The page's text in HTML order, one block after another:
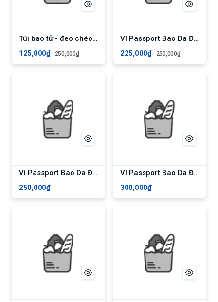
Túi bao tử - đeo chéo đa năng vải Poly chống nước bền bỉ unisex nam nữ - Đen
125,000₫
250,000₫
Ví Passport Bao Da Đựng Hộ Chiếu Da Bò Thật Nhiều Màu - Đỏ
225,000₫
250,000₫
Ví Passport Bao Da Đựng Hộ Chiếu Da Bò Thật Nhiều Màu - Đen
250,000₫
Ví Passport Bao Da Đựng Hộ Chiếu Da Bò Thật Nhiều Màu - Nâu Da Bò Sáp
300,000₫